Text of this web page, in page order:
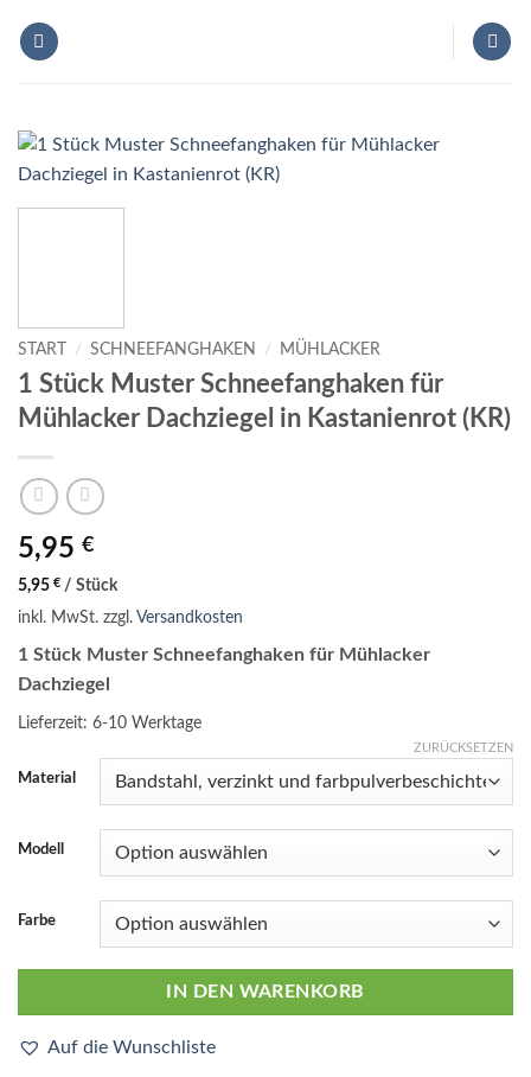
Inhalt
START / SCHNEEFANGHAKEN / MÜHLACKER
1 Stück Muster Schneefanghaken für
Mühlacker Dachziegel in Kastanienrot (KR)
5,95 €
5,95 € / Stück
inkl. MwSt. zzgl. Versandkosten
1 Stück Muster Schneefanghaken für Mühlacker
Dachziegel
Lieferzeit: 6-10 Werktage
Material
Modell
Farbe
ZURÜCKSETZEN
IN DEN WARENKORB
Auf die Wunschliste